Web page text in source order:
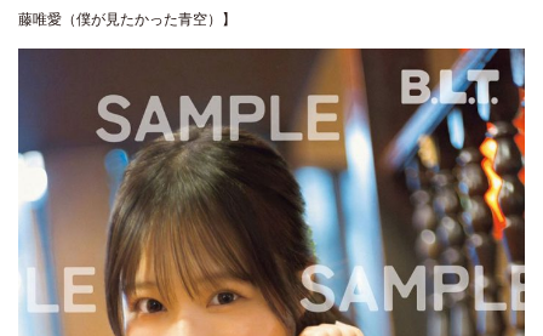
藤唯愛（僕が見たかった青空）】